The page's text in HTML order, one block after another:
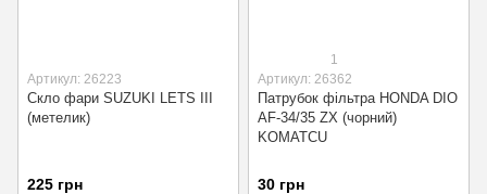
Артикул: 26223
Скло фари SUZUKI LETS III
(метелик)
225 грн
1
Артикул: 26362
Патрубок фільтра HONDA DIO
AF-34/35 ZX (чорний)
KOMATСU
30 грн